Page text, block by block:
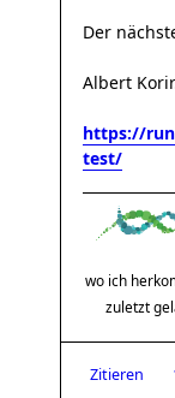
Der
Albert
https://
test/
wo ich
zuletzt
Zitieren